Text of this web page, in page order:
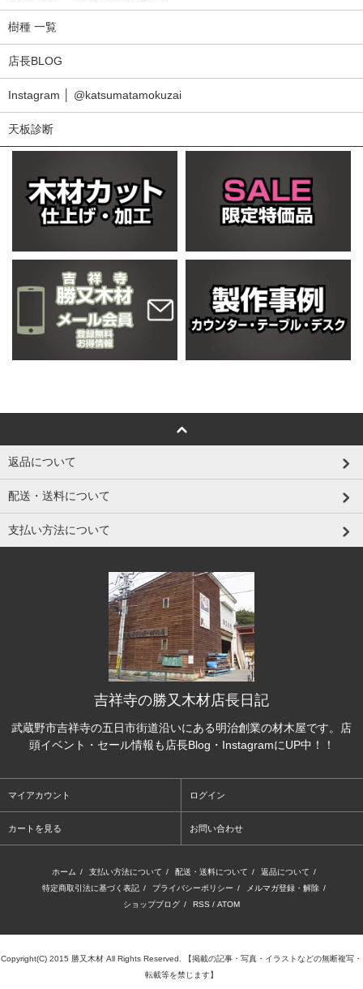
樹種 一覧
店長BLOG
Instagram │ @katsumatamokuzai
天板診断
返品について
配送・送料について
支払い方法について
吉祥寺の勝又木材店長日記
武蔵野市吉祥寺の五日市街道沿いにある明治創業の材木屋です。店
頭イベント・セール情報も店長Blog・InstagramにUP中！！
マイアカウント ログイン
カートを見る お問い合わせ
ホーム / 支払い方法について / 配送・送料について / 返品について /
特定商取引法に基づく表記 / プライバシーポリシー / メルマガ登録・解除 /
ショップブログ / RSS / ATOM
Copyright(C) 2015 勝又木材 All Rights Reserved. 【掲載の記事・写真・イラストなどの無断複写・
転載等を禁じます】